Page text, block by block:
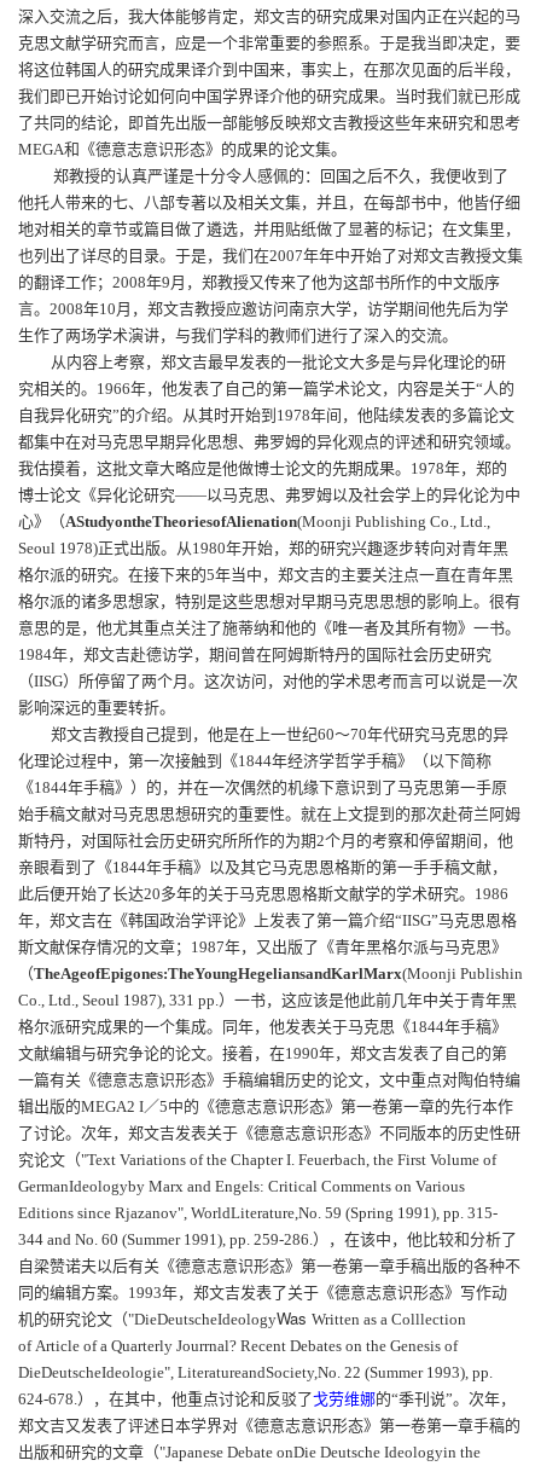
深入交流之后，我大体能够肯定，郑文吉的研究成果对国内正在兴起的马
克思文献学研究而言，应是一个非常重要的参照系。于是我当即决定，要
将这位韩国人的研究成果译介到中国来，事实上，在那次见面的后半段，
我们即已开始讨论如何向中国学界译介他的研究成果。当时我们就已形成
了共同的结论，即首先出版一部能够反映郑文吉教授这些年来研究和思考
MEGA和《德意志意识形态》的成果的论文集。
郑教授的认真严谨是十分令人感佩的：回国之后不久，我便收到了
他托人带来的七、八部专著以及相关文集，并且，在每部书中，他皆仔细
地对相关的章节或篇目做了遴选，并用贴纸做了显著的标记；在文集里，
也列出了详尽的目录。于是，我们在2007年年中开始了对郑文吉教授文集
的翻译工作； 2008年9 月，郑教授又传来了他为这部书所作的中文版序
言。 2008年10 月，郑文吉教授应邀访问南京大学，访学期间他先后为学
生作了两场学术演讲，与我们学科的教师们进行了深入的交流。
从内容上考察，郑文吉最早发表的一批论文大多是与异化理论的研
究相关的。 1966年，他发表了自己的第一篇学术论文，内容是关于“人的
自我异化研究”的介绍。从其时开始到1978年间，他陆续发表的多篇论文
都集中在对马克思早期异化思想、弗罗姆的异化观点的评述和研究领域。
我估摸着，这批文章大略应是他做博士论文的先期成果。 1978年，郑的
博士论文《异化论研究——以马克思、弗罗姆以及社会学上的异化论为中
心》（AStudyontheTheoriesofAlienation(Moonji Publishing Co.,
Ltd.,
Seoul 1978)正式出版。从 1980年开始，郑的研究兴趣逐步转向对青年黑
格尔派的研究。在接下来的5年当中，郑文吉的主要关注点一直在青年黑
格尔派的诸多思想家，特别是这些思想对早期马克思思想的影响上。很有
意思的是，他尤其重点关注了施蒂纳和他的《唯一者及其所有物》一书。
1984年，郑文吉赴德访学，期间曾在阿姆斯特丹的国际社会历史研究
（IISG）所停留了两个月。这次访问，对他的学术思考而言可以说是一次
影响深远的重要转折。
郑文吉教授自己提到，他是在上一世纪60～70年代研究马克思的异
化理论过程中，第一次接触到《1844年经济学哲学手稿》（以下简称
《1844年手稿》）的，并在一次偶然的机缘下意识到了马克思第一手原
始手稿文献对马克思思想研究的重要性。就在上文提到的那次赴荷兰阿姆
斯特丹，对国际社会历史研究所所作的为期2个月的考察和停留期间，他
亲眼看到了《1844年手稿》以及其它马克思恩格斯的第一手手稿文献，
此后便开始了长达20多年的关于马克思恩格斯文献学的学术研究。 1986
年，郑文吉在《韩国政治学评论》上发表了第一篇介绍“IISG”马克思恩格
斯文献保存情况的文章； 1987年，又出版了《青年黑格尔派与马克思》
（TheAgeofEpigones:TheYoungHegeliansandKarlMarx(Moonji Publishing
Co.,
Ltd., Seoul 1987), 331 pp. ）一书，这应该是他此前几年中关于青年黑
格尔派研究成果的一个集成。同年， 他发表关于马克思《1844年手稿》
文献编辑与研究争论的论文。接着，在1990年，郑文吉发表了自己的第
一篇有关《德意志意识形态》手稿编辑历史的论文，文中重点对陶伯特编
辑出版的MEGA2 I／5中的《德意志意识形态》第一卷第一章的先行本作
了讨论。次年，郑文吉发表关于《德意志意识形态》不同版本的历史性研
究论文（"Text Variations of the Chapter I. Feuerbach, the First Volume of
GermanIdeologyby Marx and Engels: Critical Comments on Various
Editions since Rjazanov", WorldLiterature, No. 59 (Spring 1991), pp. 315-
344 and No. 60 (Summer 1991), pp. 259-286. ）
，在该中，他比较和分析了
自梁赞诺夫以后有关《德意志意识形态》第一卷第一章手稿出版的各种不
同的编辑方案。 1993年，郑文吉发表了关于《德意志意识形态》写作动
机的研究论文（"DieDeutscheIdeologyWas Written as a Colllection
ofArticle of a Quarterly Jourrnal? Recent Debates on the Genesis of
DieDeutscheIdeologie", LiteratureandSociety,No. 22 (Summer 1993), pp.
624-678 ），在其中，他重点讨论和反驳了戈劳维娜的“季刊说”。次年，
郑文吉又发表了评述日本学界对《德意志意识形态》第一卷第一章手稿的
出版和研究的文章（"Japanese Debate onDie Deutsche Ideologyin the